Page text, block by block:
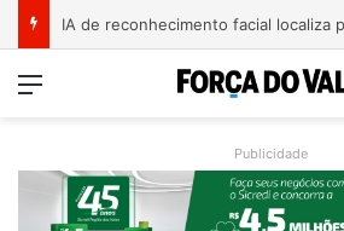
Menu
Publicidade